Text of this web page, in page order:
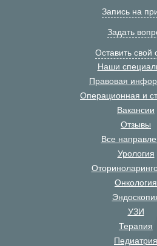
Запись на
Задать
Оставить свой
Наши
Правовая
Операционная и
Вакансии
Отзывы
Все
Урология
Онкология
УЗИ
Терапия
Педиатрия